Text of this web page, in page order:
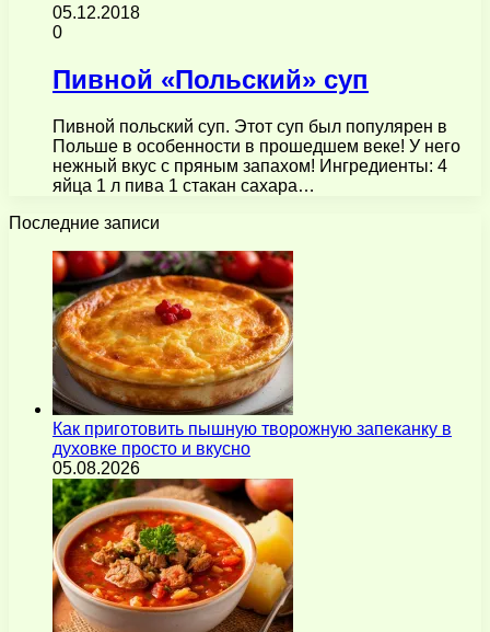
05.12.2018
0
Пивной «Польский» суп
Пивной польский суп. Этот суп был популярен в
Польше в особенности в прошедшем веке! У него
нежный вкус с пряным запахом! Ингредиенты: 4
яйца 1 л пива 1 стакан сахара…
Последние записи
Как приготовить пышную творожную запеканку в
духовке просто и вкусно
05.08.2026